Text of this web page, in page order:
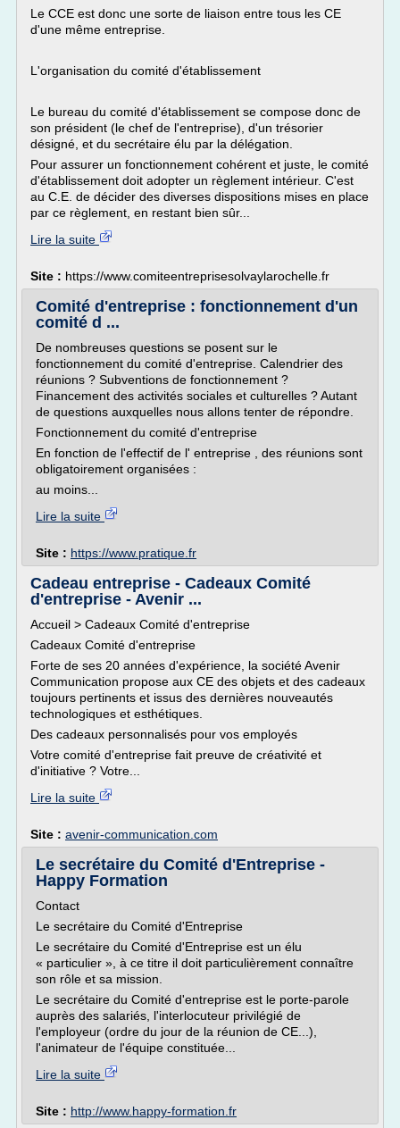
Le CCE est donc une sorte de liaison entre tous les CE
d'une même entreprise.
L'organisation du comité d'établissement
Le bureau du comité d'établissement se compose donc de
son président (le chef de l'entreprise), d'un trésorier
désigné, et du secrétaire élu par la délégation.
Pour assurer un fonctionnement cohérent et juste, le comité
d'établissement doit adopter un règlement intérieur. C'est
au C.E. de décider des diverses dispositions mises en place
par ce règlement, en restant bien sûr...
Lire la suite
Site : https://www.comiteentreprisesolvaylarochelle.fr
Comité d'entreprise : fonctionnement d'un
comité d ...
De nombreuses questions se posent sur le
fonctionnement du comité d'entreprise. Calendrier des
réunions ? Subventions de fonctionnement ?
Financement des activités sociales et culturelles ? Autant
de questions auxquelles nous allons tenter de répondre.
Fonctionnement du comité d'entreprise
En fonction de l'effectif de l' entreprise , des réunions sont
obligatoirement organisées :
au moins...
Lire la suite
Site : https://www.pratique.fr
Cadeau entreprise - Cadeaux Comité
d'entreprise - Avenir ...
Accueil > Cadeaux Comité d'entreprise
Cadeaux Comité d'entreprise
Forte de ses 20 années d'expérience, la société Avenir
Communication propose aux CE des objets et des cadeaux
toujours pertinents et issus des dernières nouveautés
technologiques et esthétiques.
Des cadeaux personnalisés pour vos employés
Votre comité d'entreprise fait preuve de créativité et
d'initiative ? Votre...
Lire la suite
Site : avenir-communication.com
Le secrétaire du Comité d'Entreprise -
Happy Formation
Contact
Le secrétaire du Comité d'Entreprise
Le secrétaire du Comité d'Entreprise est un élu
« particulier », à ce titre il doit particulièrement connaître
son rôle et sa mission.
Le secrétaire du Comité d'entreprise est le porte-parole
auprès des salariés, l'interlocuteur privilégié de
l'employeur (ordre du jour de la réunion de CE...),
l'animateur de l'équipe constituée...
Lire la suite
Site : http://www.happy-formation.fr